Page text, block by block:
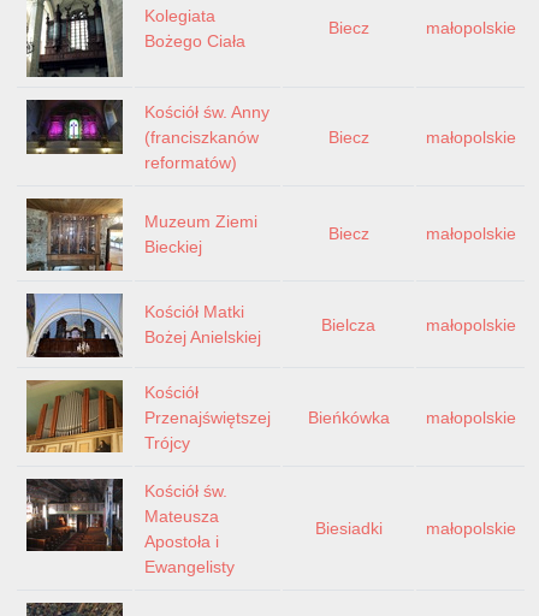
Kolegiata
Bożego Ciała
Biecz małopolskie
Kościół św. Anny
(franciszkanów
reformatów)
Biecz małopolskie
Muzeum Ziemi
Bieckiej
Biecz małopolskie
Kościół Matki
Bożej Anielskiej
Bielcza małopolskie
Kościół
Przenajświętszej
Trójcy
Bieńkówka małopolskie
Kościół św.
Mateusza
Apostoła i
Ewangelisty
Biesiadki małopolskie